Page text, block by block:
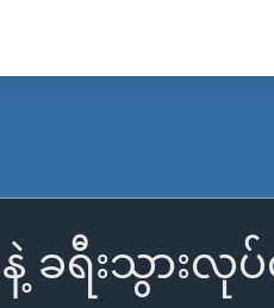
းသွားလုပ်င